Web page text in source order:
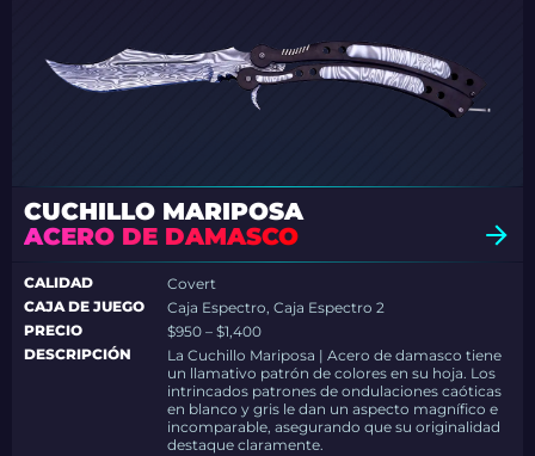
CUCHILLO MARIPOSA
ACERO DE DAMASCO
CALIDAD
Covert
CAJA DE JUEGO
Caja Espectro, Caja Espectro 2
PRECIO
$950 – $1,400
DESCRIPCIÓN
La Cuchillo Mariposa | Acero de damasco tiene
un llamativo patrón de colores en su hoja. Los
intrincados patrones de ondulaciones caóticas
en blanco y gris le dan un aspecto magnífico e
incomparable, asegurando que su originalidad
destaque claramente.